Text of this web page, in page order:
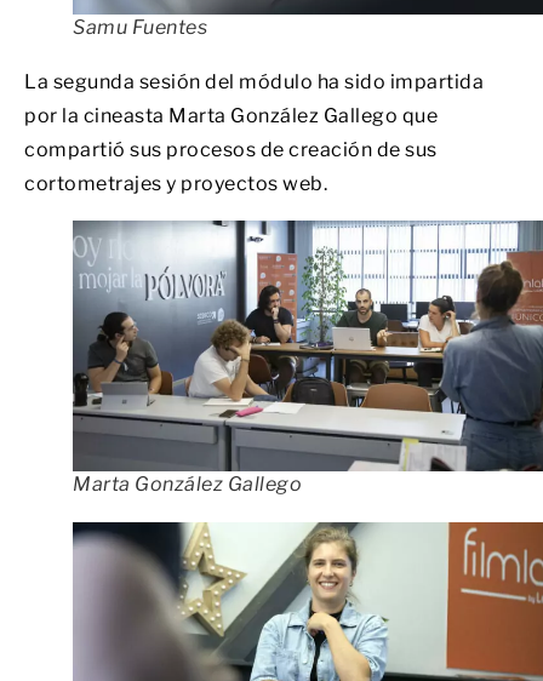
Samu Fuentes
La segunda sesión del módulo ha sido impartida
por la cineasta Marta González Gallego que
compartió sus procesos de creación de sus
cortometrajes y proyectos web.
Marta González Gallego